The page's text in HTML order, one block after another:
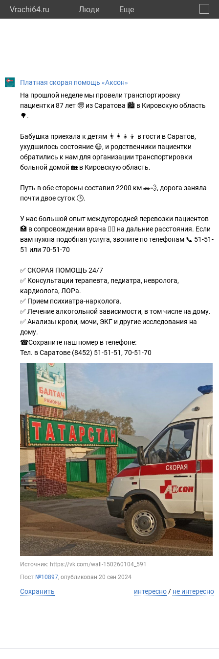
Vrachi64.ru Люди Eще
Платная скорая помощь «Аксон»
На прошлой неделе мы провели транспортировку
пациентки 87 лет 🧓 из Саратова 🏙 в Кировскую область
🌳.
Бабушка приехала к детям 👨‍👩‍👧‍👦 в гости в Саратов,
ухудшилось состояние 😷, и родственники пациентки
обратились к нам для организации транспортировки
больной домой 🏡 в Кировскую область.
Путь в обе стороны составил 2200 км 🚗💨, дорога заняла
почти двое суток 🕒.
У нас большой опыт междугородней перевозки пациентов
🏥 в сопровождении врача 👨‍⚕ на дальние расстояния. Если
вам нужна подобная услуга, звоните по телефонам 📞 51-51-
51 или 70-51-70
✅ СКОРАЯ ПОМОЩЬ 24/7
✅ Консультации терапевта, педиатра, невролога,
кардиолога, ЛОРа.
✅ Прием психиатра-нарколога.
✅ Лечение алкогольной зависимости, в том числе на дому.
✅ Анализы крови, мочи, ЭКГ и другие исследования на
дому.
☎Сохраните наш номер в телефоне:
Тел. в Саратове (8452) 51-51-51, 70-51-70
Источник: https://vk.com/wall-150260104_591
Пост №10897, опубликован 20 сен 2024
Сохранить интересно / не интересно